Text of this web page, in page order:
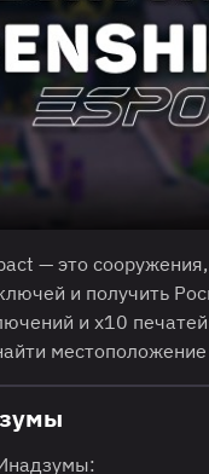
— это
и получить
и х10